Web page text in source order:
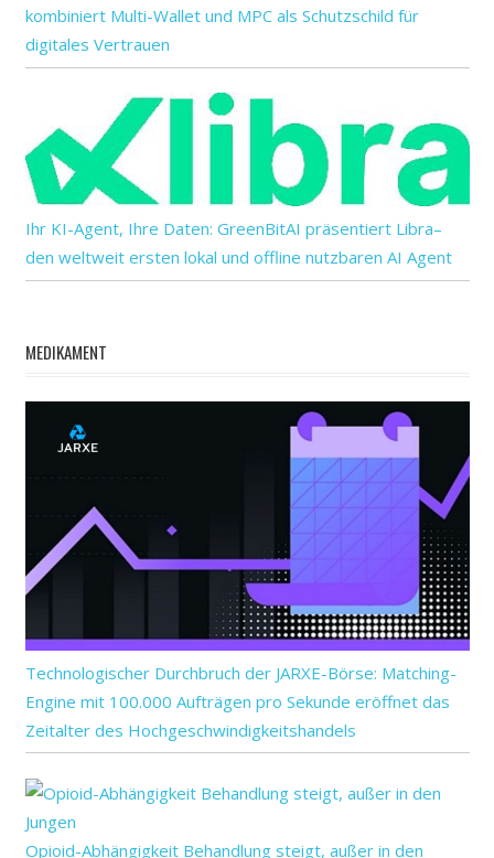
kombiniert Multi-Wallet und MPC als Schutzschild für
digitales Vertrauen
Ihr KI-Agent, Ihre Daten: GreenBitAI präsentiert Libra–
den weltweit ersten lokal und offline nutzbaren AI Agent
MEDIKAMENT
Technologischer Durchbruch der JARXE-Börse: Matching-
Engine mit 100.000 Aufträgen pro Sekunde eröffnet das
Zeitalter des Hochgeschwindigkeitshandels
Opioid-Abhängigkeit Behandlung steigt, außer in den